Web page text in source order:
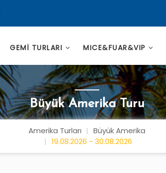
GEMİ TURLARI MICE&FUAR&VIP
Büyük Amerika Turu
Amerika Turları
Büyük Amerika
19.08.2026 - 30.08.2026